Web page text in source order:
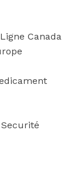
Canada